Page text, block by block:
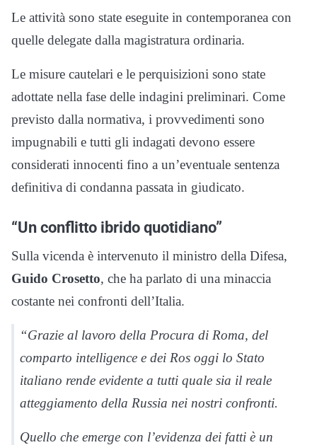
Le attività sono state eseguite in contemporanea con
quelle delegate dalla magistratura ordinaria.
Le misure cautelari e le perquisizioni sono state
adottate nella fase delle indagini preliminari. Come
previsto dalla normativa, i provvedimenti sono
impugnabili e tutti gli indagati devono essere
considerati innocenti fino a un’eventuale sentenza
definitiva di condanna passata in giudicato.
“Un conflitto ibrido quotidiano”
Sulla vicenda è intervenuto il ministro della Difesa,
Guido Crosetto, che ha parlato di una minaccia
costante nei confronti dell’Italia.
“Grazie al lavoro della Procura di Roma, del
comparto intelligence e dei Ros oggi lo Stato
italiano rende evidente a tutti quale sia il reale
atteggiamento della Russia nei nostri confronti.
Quello che emerge con l’evidenza dei fatti è un